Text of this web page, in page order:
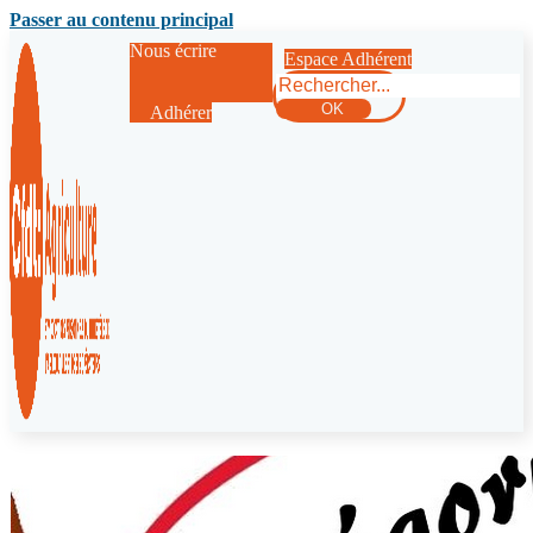
Passer au contenu principal
Nous écrire
Adhérer
Espace Adhérent
Rechercher
OK